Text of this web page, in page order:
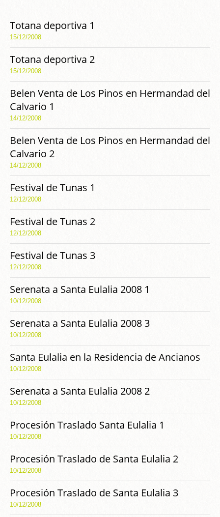
Totana deportiva 1
15/12/2008
Totana deportiva 2
15/12/2008
Belen Venta de Los Pinos en Hermandad del
Calvario 1
14/12/2008
Belen Venta de Los Pinos en Hermandad del
Calvario 2
14/12/2008
Festival de Tunas 1
12/12/2008
Festival de Tunas 2
12/12/2008
Festival de Tunas 3
12/12/2008
Serenata a Santa Eulalia 2008 1
10/12/2008
Serenata a Santa Eulalia 2008 3
10/12/2008
Santa Eulalia en la Residencia de Ancianos
10/12/2008
Serenata a Santa Eulalia 2008 2
10/12/2008
Procesión Traslado Santa Eulalia 1
10/12/2008
Procesión Traslado de Santa Eulalia 2
10/12/2008
Procesión Traslado de Santa Eulalia 3
10/12/2008